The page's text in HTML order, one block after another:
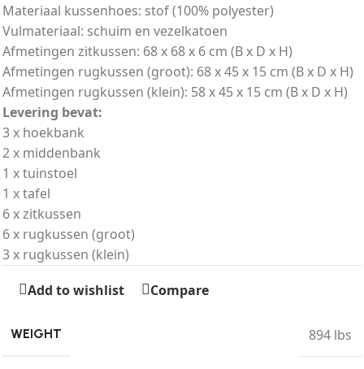
Materiaal kussenhoes: stof (100% polyester)
Vulmateriaal: schuim en vezelkatoen
Afmetingen zitkussen: 68 x 68 x 6 cm (B x D x H)
Afmetingen rugkussen (groot): 68 x 45 x 15 cm (B x D x H)
Afmetingen rugkussen (klein): 58 x 45 x 15 cm (B x D x H)
Levering bevat:
3 x hoekbank
2 x middenbank
1 x tuinstoel
1 x tafel
6 x zitkussen
6 x rugkussen (groot)
3 x rugkussen (klein)
Add to wishlist
Compare
WEIGHT 894 lbs